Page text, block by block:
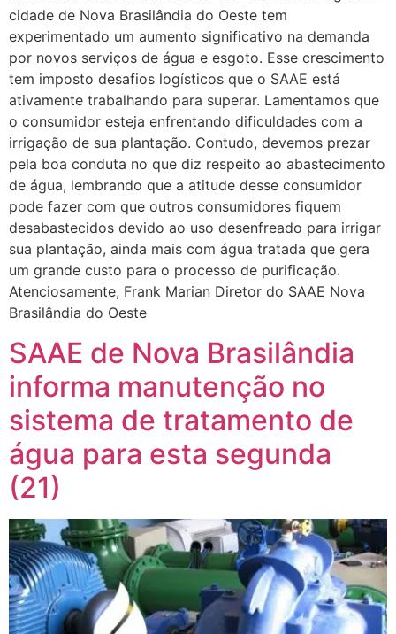
cidade de Nova Brasilândia do Oeste tem
experimentado um aumento significativo na demanda
por novos serviços de água e esgoto. Esse crescimento
tem imposto desafios logísticos que o SAAE está
ativamente trabalhando para superar. Lamentamos que
o consumidor esteja enfrentando dificuldades com a
irrigação de sua plantação. Contudo, devemos prezar
pela boa conduta no que diz respeito ao abastecimento
de água, lembrando que a atitude desse consumidor
pode fazer com que outros consumidores fiquem
desabastecidos devido ao uso desenfreado para irrigar
sua plantação, ainda mais com água tratada que gera
um grande custo para o processo de purificação.
Atenciosamente, Frank Marian Diretor do SAAE Nova
Brasilândia do Oeste
SAAE de Nova Brasilândia
informa manutenção no
sistema de tratamento de
água para esta segunda
(21)